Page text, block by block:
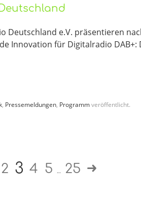
e.V. präsentieren
Innovation für Digitalradio DAB+:
, Pressemeldungen, Programmveröffentlicht.
2 3 4 5 … 25